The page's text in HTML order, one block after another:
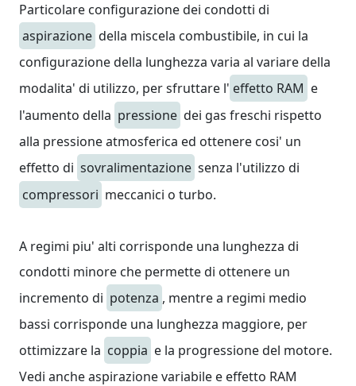
Particolare configurazione dei condotti di
aspirazione della miscela combustibile, in cui la
configurazione della lunghezza varia al variare della
modalita' di utilizzo, per sfruttare l' effetto RAM e
l'aumento della pressione dei gas freschi rispetto
alla pressione atmosferica ed ottenere cosi' un
effetto di sovralimentazione senza l'utilizzo di
compressori meccanici o turbo.
A regimi piu' alti corrisponde una lunghezza di
condotti minore che permette di ottenere un
incremento di potenza , mentre a regimi medio
bassi corrisponde una lunghezza maggiore, per
ottimizzare la coppia e la progressione del motore.
Vedi anche aspirazione variabile e effetto RAM